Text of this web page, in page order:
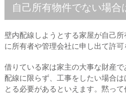
自己所有物件でない場合
壁内配線しようとする家屋が自己
に所有者や管理会社に申し出て許可
借りている家は家主の大事な財産
配線に限らず、工事をしたい場合
とる必要があるといえます。黙っ